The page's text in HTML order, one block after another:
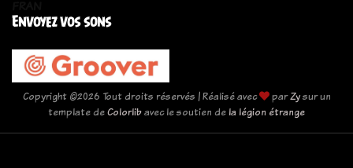
Envoyez vos sons
Copyright ©2026 Tout droits réservés | Réalisé avec parZysur un
template deColorlibavec le soutien de la légion étrange